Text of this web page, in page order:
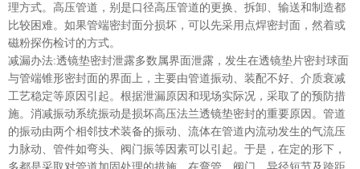
理方式。高压管道，别是口径高压管道的更换、拆卸、输送和制造都
比较困难。如果管端密封面分损坏，可以先采用点焊密封面，然着或
磁粉探伤检讨的方式。
减漏办法:透镜垫密封泄露多数属界面泄露，发生在透镜垫片密封球面
与管端锥形密封面的界面上，主要由管道振动、装配不好、介质衰减
工艺稳定等原因引起。根据泄漏原因和现场实际况，采取了的预防措
施。消减振动系统振动是损坏高压法兰透镜垫密封的重要原因。管道
的振动由两个相邻技术装备的振动、流体在管道内流动发生的气流压
力脉动、管件如弯头、阀门振等因素可以引起。于是，在定的形下，